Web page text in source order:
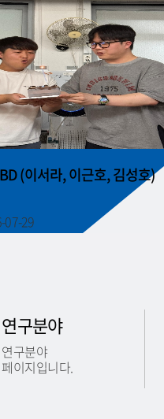
(이서라, 이근호, 김성호)
07-29
연구분야
연구분야
페이지입니다.